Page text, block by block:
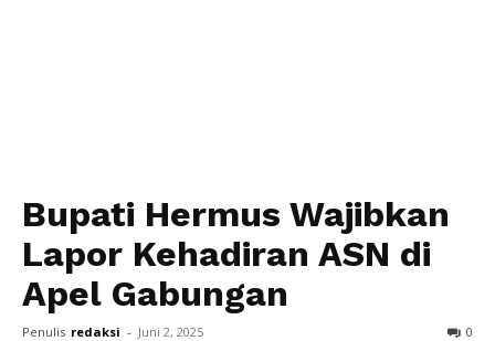
Bupati Hermus Wajibkan
Lapor Kehadiran ASN di
Apel Gabungan
Penulis redaksi - Juni 2, 2025 0